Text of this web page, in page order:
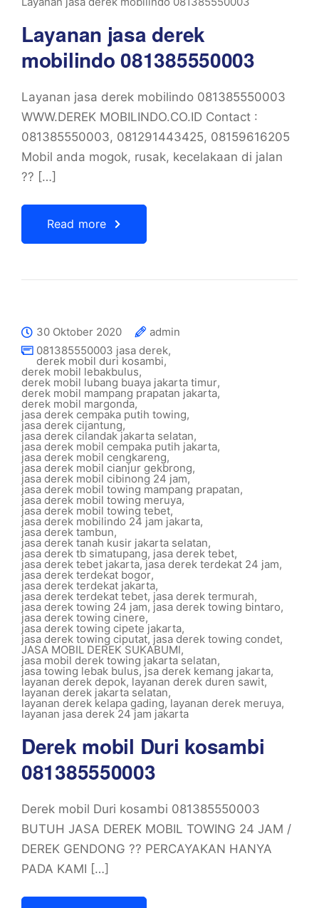
Layanan jasa derek
mobilindo 081385550003
Layanan jasa derek mobilindo 081385550003
WWW.DEREK MOBILINDO.CO.ID Contact :
081385550003, 081291443425, 08159616205
Mobil anda mogok, rusak, kecelakaan di jalan
?? […]
Read more
30 Oktober 2020
admin
081385550003 jasa derek,
derek mobil duri kosambi,
derek mobil lebakbulus,
derek mobil lubang buaya jakarta timur,
derek mobil mampang prapatan jakarta,
derek mobil margonda,
jasa derek cempaka putih towing,
jasa derek cijantung,
jasa derek cilandak jakarta selatan,
jasa derek mobil cempaka putih jakarta,
jasa derek mobil cengkareng,
jasa derek mobil cianjur gekbrong,
jasa derek mobil cibinong 24 jam,
jasa derek mobil towing mampang prapatan,
jasa derek mobil towing meruya,
jasa derek mobil towing tebet,
jasa derek mobilindo 24 jam jakarta,
jasa derek tambun,
jasa derek tanah kusir jakarta selatan,
jasa derek tb simatupang, jasa derek tebet,
jasa derek tebet jakarta,jasa derek terdekat 24 jam,
jasa derek terdekat bogor,
jasa derek terdekat jakarta,
jasa derek terdekat tebet, jasa derek termurah,
jasa derek towing 24 jam,jasa derek towing bintaro,
jasa derek towing cinere,
jasa derek towing cipete jakarta,
jasa derek towing ciputat, jasa derek towing condet,
JASA MOBIL DEREK SUKABUMI,
jasa mobil derek towing jakarta selatan,
jasa towing lebak bulus,jsa derek kemang jakarta,
layanan derek depok, layanan derek duren sawit,
layanan derek jakarta selatan,
layanan derek kelapa gading,layanan derek meruya,
layanan jasa derek 24 jam jakarta
Derek mobil Duri kosambi
081385550003
Derek mobil Duri kosambi 081385550003
BUTUH JASA DEREK MOBIL TOWING 24 JAM /
DEREK GENDONG ?? PERCAYAKAN HANYA
PADA KAMI […]